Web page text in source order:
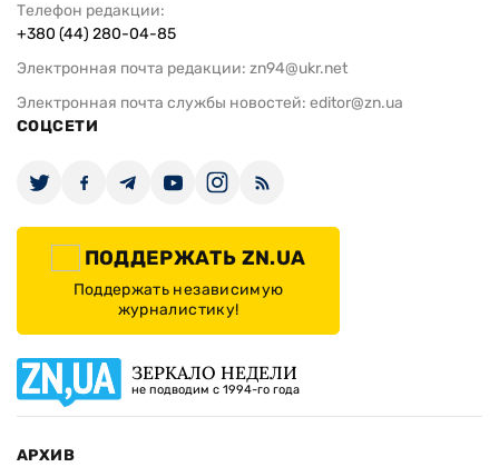
Телефон редакции:
+380 (44) 280-04-85
Электронная почта редакции: zn94@ukr.net
Электронная почта службы новостей: editor@zn.ua
СОЦСЕТИ
ПОДДЕРЖАТЬ ZN.UA
Поддержать независимую
журналистику!
ЗЕРКАЛО НЕДЕЛИ
не подводим с 1994-го года
АРХИВ